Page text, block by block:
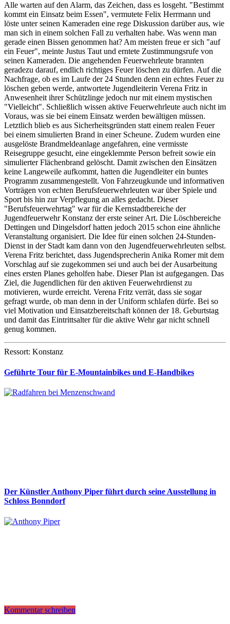
Alle warten auf den Alarm, das Zeichen, dass es losgeht. "Bestimmt
kommt ein Einsatz beim Essen", vermutete Felix Herrmann und
löste unter seinen Kameraden eine rege Diskussion darüber aus, wie
man sich in einem solchen Fall zu verhalten habe. Was wenn man
gerade einen Bissen genommen hat? Am meisten freue er sich "auf
ein Feuer", meinte Justus Taut und erntete Zustimmungsrufe von
seinen Kameraden. Die angehenden Feuerwehrleute brannten
geradezu darauf, endlich richtiges Feuer löschen zu dürfen. Auf die
Nachfrage, ob es im Laufe der 24 Stunden denn ein echtes Feuer zu
löschen geben werde, antwortete Jugendleiterin Verena Fritz in
Anwesenheit ihrer Schützlinge jedoch nur mit einem mystischen
"Vielleicht". Schließlich wissen aktive Feuerwehrleute auch nicht im
Voraus, was sie bei einem Einsatz werden bewältigen müssen.
Letztlich blieb es aus Sicherheitsgründen statt einem realen Feuer
bei einem simulierten Brand in einer Scheune. Zudem wurden eine
ausgelöste Brandmeldeanlage angefahren, eine vermisste
Reisegruppe gesucht, eine eingeklemmte Person befreit sowie ein
simulierter Flächenbrand gelöscht. Damit zwischen den Einsätzen
keine Langeweile aufkommt, hatten die Jugendleiter ein buntes
Programm zusammengestellt. Von Fahrzeugkunde und informativen
Vorträgen von echten Berufsfeuerwehrleuten war über Spiele und
Sport bis hin zur Verpflegung an alles gedacht. Dieser
"Berufsfeuerwehrtag" war für die Kernstadtbereiche der
Jugendfeuerwehr Konstanz der erste seiner Art. Die Löschbereiche
Dettingen und Dingelsdorf hatten jedoch 2015 schon eine ähnliche
Veranstaltung organisiert. Die Idee für einen solchen 24-Stunden-
Dienst in der Stadt kam dann von den Jugendfeuerwehrleuten selbst.
Verena Fritz berichtet, dass Jugendsprecherin Anika Romer mit dem
Vorschlag auf sie zugekommen sei und auch bei der Ausarbeitung
eines ersten Planes geholfen habe. Dieser Plan ist aufgegangen. Das
Ziel, die Jugendlichen für den aktiven Feuerwehrdienst zu
motivieren, wurde erreicht. Verena Fritz verrät, dass sie sogar
gefragt wurde, ob man denn in der Uniform schlafen dürfe. Bei so
viel Motivation und Einsatzbereitschaft können der 18. Geburtstag
und damit das Eintrittsalter für die aktive Wehr gar nicht schnell
genug kommen.
Ressort: Konstanz
Geführte Tour für E-Mountainbikes und E-Handbikes
Der Künstler Anthony Piper führt durch seine Ausstellung in
Schloss Bonndorf
Kommentar schreiben